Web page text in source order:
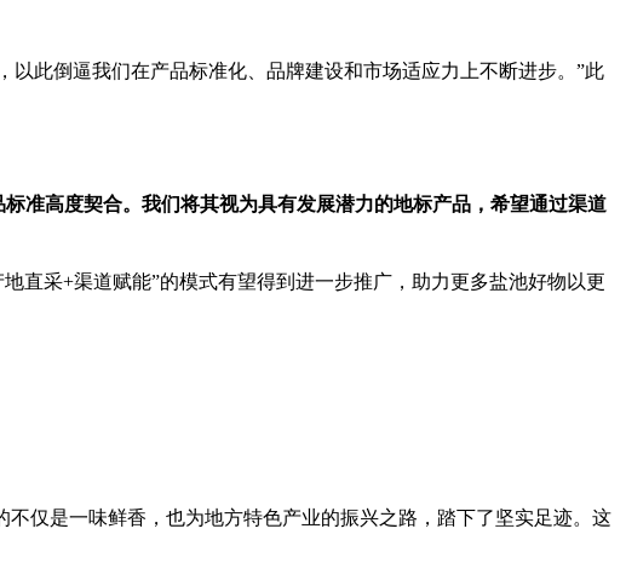
以此倒逼我们在产品标准化、品牌建设和市场适应力上不断进步。”此
准高度契合。我们将其视为具有发展潜力的地标产品，希望通过渠道
直采+渠道赋能”的模式有望得到进一步推广，助力更多盐池好物以更
仅是一味鲜香，也为地方特色产业的振兴之路，踏下了坚实足迹。这